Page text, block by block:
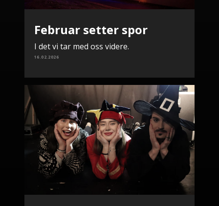
Februar setter spor
I det vi tar med oss videre.
16.02.2026